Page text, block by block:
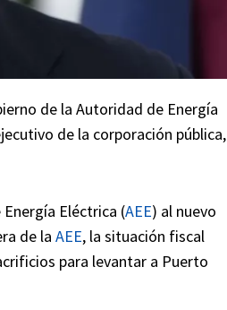
de la Autoridad de Energía
de la corporación pública,
Eléctrica (AEE) al nuevo
de la AEE, la situación fiscal
para levantar a Puerto